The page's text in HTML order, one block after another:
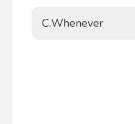
C.Whenever